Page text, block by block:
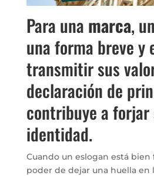
Para una marca, un
una forma breve y
transmitir sus
declaración de
contribuye a forjar
identidad.
Cuando un eslogan está
poder de dejar una huella en